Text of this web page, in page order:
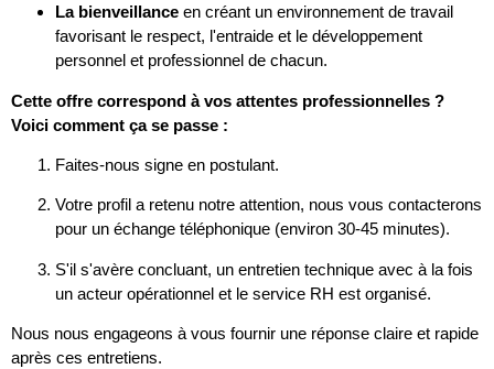
La bienveillance en créant un environnement de travail
favorisant le respect, l'entraide et le développement
personnel et professionnel de chacun.
Cette offre correspond à vos attentes professionnelles ?
Voici comment ça se passe :
Faites-nous signe en postulant.
Votre profil a retenu notre attention, nous vous contacterons
pour un échange téléphonique (environ 30-45 minutes).
S'il s'avère concluant, un entretien technique avec à la fois
un acteur opérationnel et le service RH est organisé.
Nous nous engageons à vous fournir une réponse claire et rapide
après ces entretiens.